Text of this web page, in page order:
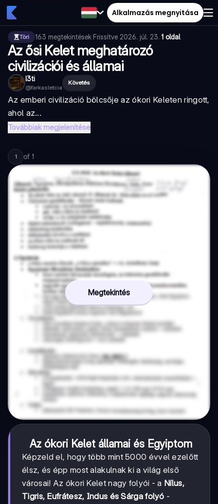
Alkalmazás megnyitása
Töri 163 megtekintések·Frissítve 2026. júl. 23.·1 oldal
Az ősi Kelet meghatározó
civilizációi és államai
l3ti
@farkasletcia
Követés
Az emberi civilizáció bölcsője az ókori Keleten ringott,
ahol az...
Továbbiak megjelenítése
1 of 1
Megtekintés
Az ókori Kelet államai és Egyiptom
Képzeld el, hogy több mint 5000 évvel ezelőtt
élsz, és épp most alakulnak ki a világ első
városai! Az ókori Kelet nagy folyói - a Nílus,
Tigris, Eufrátesz, Indus és Sárga folyó -